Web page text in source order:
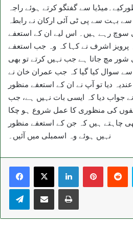
میڈیا سے گفتگو کرتے ہوئے راجہ
بہت سے پی ٹی آئی ارکان نے رابطہ
سوچ رہے ہیں۔ اس لیے ان کے استعفے
پرویز اشرف نے کہا کہ وہ جب استعفے
شور مچ جاتا ہے جب نہیں کرتے تو بھی
سوال کیا گیا کہ جب عمران خان نے
دیا تو آپ نے ان کے استعفے منظور
جواب دیا کہ ایسی بات نہیں ہے، جب
کی منظوری کا عمل شروع ہو چکا
چاہتے ہیں کہ جن کے استعفے منظور
نہیں ہوئے وہ اسمبلی میں آئیں۔
LinkedInPinterest
TelegramShare via Email Print